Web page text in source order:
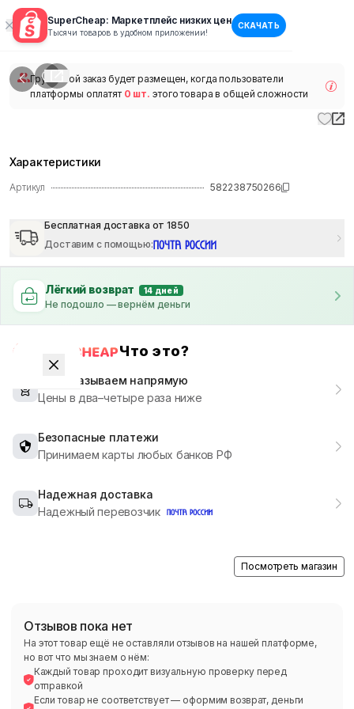
SuperCheap: Маркетплейс низких цен
Тысячи товаров в удобном приложении!
СКАЧАТЬ
1/
Групповой заказ будет размещен, когда пользователи
платформы оплатят 0 шт. этого товара в общей сложности
Характеристики
Артикул 582238750266
Бесплатная доставка от 1850
Доставим с помощью:
Лёгкий возврат 14 дней
Не подошло — вернём деньги
Что это?
Мы заказываем напрямую
Цены в два–четыре раза ниже
Безопасные платежи
Принимаем карты любых банков РФ
Надежная доставка
Надежный перевозчик
Посмотреть магазин
Отзывов пока нет
На этот товар ещё не оставляли отзывов на нашей платформе,
но вот что мы знаем о нём:
Каждый товар проходит визуальную проверку перед
отправкой
Если товар не соответствует — оформим возврат, деньги